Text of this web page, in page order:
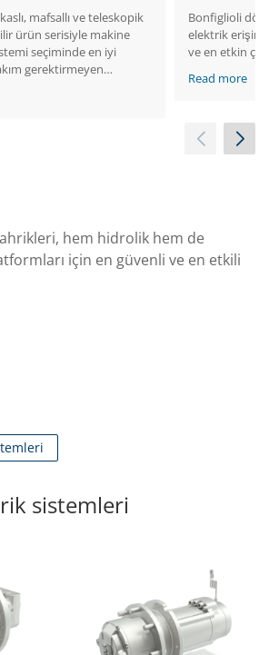
mafsallı ve teleskopik
ürün serisiyle makine
seçiminde en iyi
gerektirmeyen
iç ve dış
Bonfiglioli
elektrik erişim
ve en etkin
Read more
hem hidrolik hem de
için en güvenli ve en etkili
sistemleri